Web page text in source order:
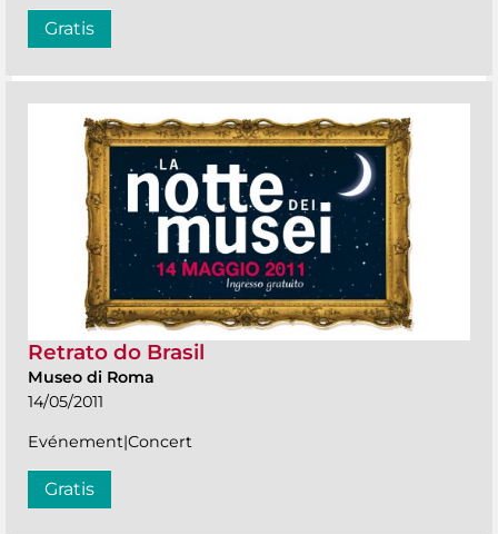
Gratis
Retrato do Brasil
Museo di Roma
14/05/2011
Evénement|Concert
Gratis